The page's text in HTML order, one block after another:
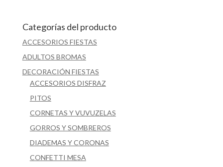
Categorías del producto
ACCESORIOS FIESTAS
ADULTOS BROMAS
DECORACIÓN FIESTAS
ACCESORIOS DISFRAZ
PITOS
CORNETAS Y VUVUZELAS
GORROS Y SOMBREROS
DIADEMAS Y CORONAS
CONFETTI MESA